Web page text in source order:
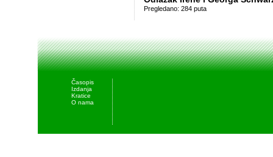
Pregledano: 284 puta
Časopis
Izdanja
Kratice
O nama